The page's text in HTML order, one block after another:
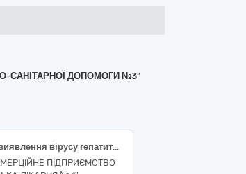
САНІТАРНОЇ ДОПОМОГИ №3"
Швидкий тест для виявлення вірусу гепатиту В
ПІДПРИЄМСТВО